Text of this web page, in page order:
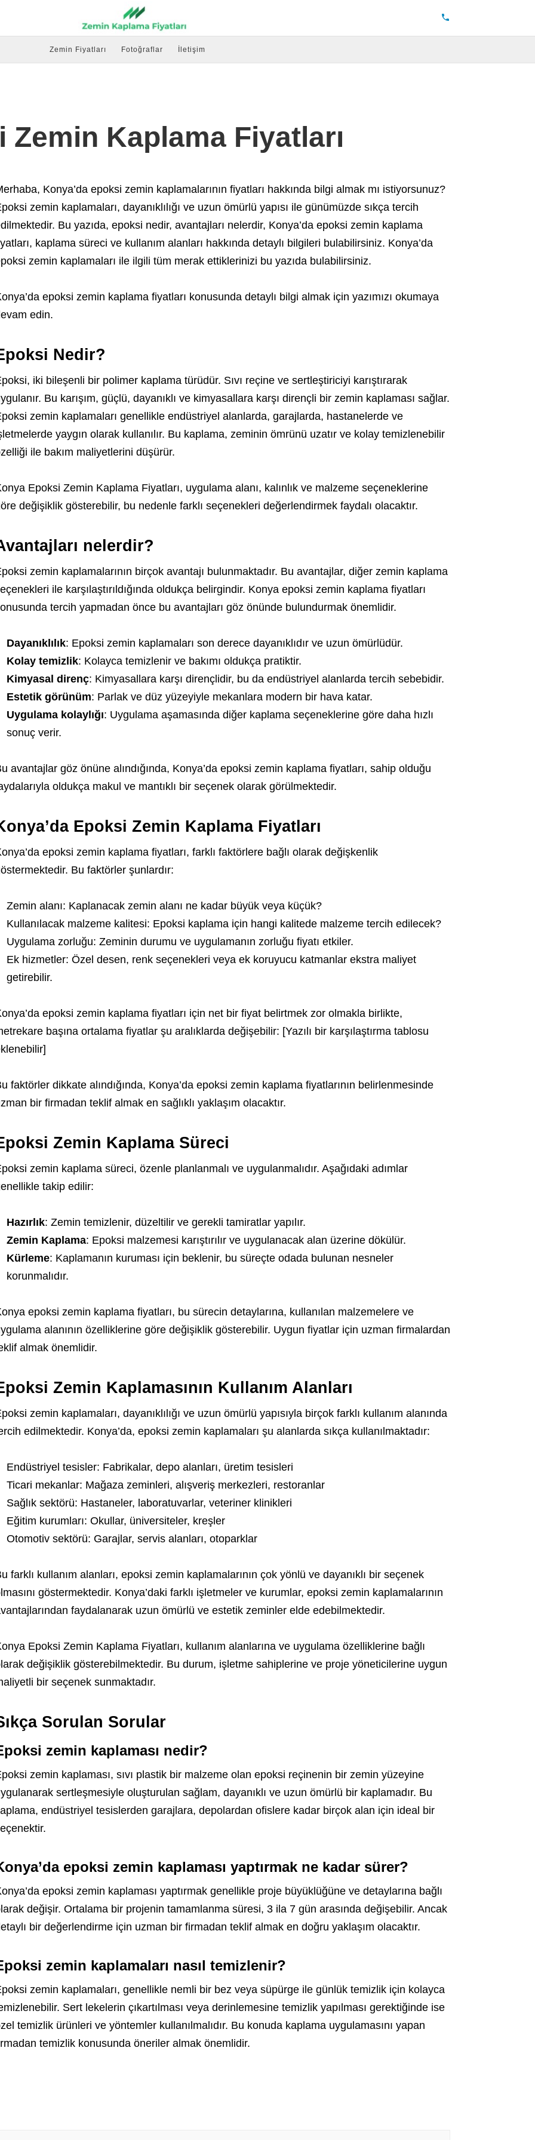
Zemin Fiyatları Fotoğraflar İletişim
Kaplama Fiyatları
Konya’da epoksi zemin kaplamalarının fiyatları hakkında bilgi almak mı istiyorsunuz?
zemin kaplamaları, dayanıklılığı ve uzun ömürlü yapısı ile günümüzde sıkça tercih
Bu yazıda, epoksi nedir, avantajları nelerdir, Konya’da epoksi zemin kaplama
kaplama süreci ve kullanım alanları hakkında detaylı bilgileri bulabilirsiniz. Konya’da
zemin kaplamaları ile ilgili tüm merak ettiklerinizi bu yazıda bulabilirsiniz.
epoksi zemin kaplama fiyatları konusunda detaylı bilgi almak için yazımızı okumaya
edin.
Nedir?
iki bileşenli bir polimer kaplama türüdür. Sıvı reçine ve sertleştiriciyi karıştırarak
Bu karışım, güçlü, dayanıklı ve kimyasallara karşı dirençli bir zemin kaplaması sağlar.
zemin kaplamaları genellikle endüstriyel alanlarda, garajlarda, hastanelerde ve
yaygın olarak kullanılır. Bu kaplama, zeminin ömrünü uzatır ve kolay temizlenebilir
ile bakım maliyetlerini düşürür.
Epoksi Zemin Kaplama Fiyatları, uygulama alanı, kalınlık ve malzeme seçeneklerine
değişiklik gösterebilir, bu nedenle farklı seçenekleri değerlendirmek faydalı olacaktır.
nelerdir?
zemin kaplamalarının birçok avantajı bulunmaktadır. Bu avantajlar, diğer zemin kaplama
ile karşılaştırıldığında oldukça belirgindir. Konya epoksi zemin kaplama fiyatları
tercih yapmadan önce bu avantajları göz önünde bulundurmak önemlidir.
Dayanıklılık: Epoksi zemin kaplamaları son derece dayanıklıdır ve uzun ömürlüdür.
Kolay temizlik: Kolayca temizlenir ve bakımı oldukça pratiktir.
Kimyasal direnç: Kimyasallara karşı dirençlidir, bu da endüstriyel alanlarda tercih sebebidir.
Estetik görünüm: Parlak ve düz yüzeyiyle mekanlara modern bir hava katar.
Uygulama kolaylığı: Uygulama aşamasında diğer kaplama seçeneklerine göre daha hızlı
sonuç verir.
avantajlar göz önüne alındığında, Konya’da epoksi zemin kaplama fiyatları, sahip olduğu
oldukça makul ve mantıklı bir seçenek olarak görülmektedir.
Epoksi Zemin Kaplama Fiyatları
epoksi zemin kaplama fiyatları, farklı faktörlere bağlı olarak değişkenlik
Bu faktörler şunlardır:
Zemin alanı: Kaplanacak zemin alanı ne kadar büyük veya küçük?
Kullanılacak malzeme kalitesi: Epoksi kaplama için hangi kalitede malzeme tercih edilecek?
Uygulama zorluğu: Zeminin durumu ve uygulamanın zorluğu fiyatı etkiler.
Ek hizmetler: Özel desen, renk seçenekleri veya ek koruyucu katmanlar ekstra maliyet
getirebilir.
epoksi zemin kaplama fiyatları için net bir fiyat belirtmek zor olmakla birlikte,
başına ortalama fiyatlar şu aralıklarda değişebilir: [Yazılı bir karşılaştırma tablosu
faktörler dikkate alındığında, Konya’da epoksi zemin kaplama fiyatlarının belirlenmesinde
bir firmadan teklif almak en sağlıklı yaklaşım olacaktır.
Zemin Kaplama Süreci
zemin kaplama süreci, özenle planlanmalı ve uygulanmalıdır. Aşağıdaki adımlar
takip edilir:
Hazırlık: Zemin temizlenir, düzeltilir ve gerekli tamiratlar yapılır.
Zemin Kaplama: Epoksi malzemesi karıştırılır ve uygulanacak alan üzerine dökülür.
Kürleme: Kaplamanın kuruması için beklenir, bu süreçte odada bulunan nesneler
korunmalıdır.
epoksi zemin kaplama fiyatları, bu sürecin detaylarına, kullanılan malzemelere ve
alanının özelliklerine göre değişiklik gösterebilir. Uygun fiyatlar için uzman firmalardan
almak önemlidir.
Zemin Kaplamasının Kullanım Alanları
zemin kaplamaları, dayanıklılığı ve uzun ömürlü yapısıyla birçok farklı kullanım alanında
edilmektedir. Konya’da, epoksi zemin kaplamaları şu alanlarda sıkça kullanılmaktadır:
Endüstriyel tesisler: Fabrikalar, depo alanları, üretim tesisleri
Ticari mekanlar: Mağaza zeminleri, alışveriş merkezleri, restoranlar
Sağlık sektörü: Hastaneler, laboratuvarlar, veteriner klinikleri
Eğitim kurumları: Okullar, üniversiteler, kreşler
Otomotiv sektörü: Garajlar, servis alanları, otoparklar
farklı kullanım alanları, epoksi zemin kaplamalarının çok yönlü ve dayanıklı bir seçenek
göstermektedir. Konya’daki farklı işletmeler ve kurumlar, epoksi zemin kaplamalarının
faydalanarak uzun ömürlü ve estetik zeminler elde edebilmektedir.
Epoksi Zemin Kaplama Fiyatları, kullanım alanlarına ve uygulama özelliklerine bağlı
değişiklik gösterebilmektedir. Bu durum, işletme sahiplerine ve proje yöneticilerine uygun
bir seçenek sunmaktadır.
Sorulan Sorular
zemin kaplaması nedir?
zemin kaplaması, sıvı plastik bir malzeme olan epoksi reçinenin bir zemin yüzeyine
sertleşmesiyle oluşturulan sağlam, dayanıklı ve uzun ömürlü bir kaplamadır. Bu
endüstriyel tesislerden garajlara, depolardan ofislere kadar birçok alan için ideal bir
epoksi zemin kaplaması yaptırmak ne kadar sürer?
epoksi zemin kaplaması yaptırmak genellikle proje büyüklüğüne ve detaylarına bağlı
değişir. Ortalama bir projenin tamamlanma süresi, 3 ila 7 gün arasında değişebilir. Ancak
bir değerlendirme için uzman bir firmadan teklif almak en doğru yaklaşım olacaktır.
zemin kaplamaları nasıl temizlenir?
zemin kaplamaları, genellikle nemli bir bez veya süpürge ile günlük temizlik için kolayca
Sert lekelerin çıkartılması veya derinlemesine temizlik yapılması gerektiğinde ise
temizlik ürünleri ve yöntemler kullanılmalıdır. Bu konuda kaplama uygulamasını yapan
temizlik konusunda öneriler almak önemlidir.